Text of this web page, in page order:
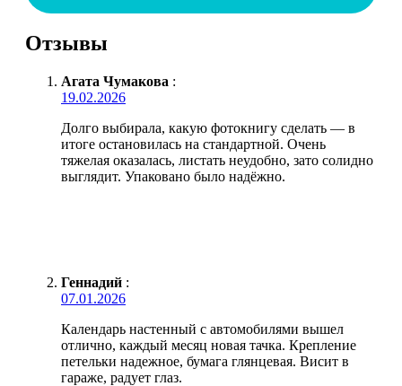
Отзывы
Агата Чумакова :
19.02.2026
Долго выбирала, какую фотокнигу сделать — в
итоге остановилась на стандартной. Очень
тяжелая оказалась, листать неудобно, зато солидно
выглядит. Упаковано было надёжно.
Геннадий :
07.01.2026
Календарь настенный с автомобилями вышел
отлично, каждый месяц новая тачка. Крепление
петельки надежное, бумага глянцевая. Висит в
гараже, радует глаз.